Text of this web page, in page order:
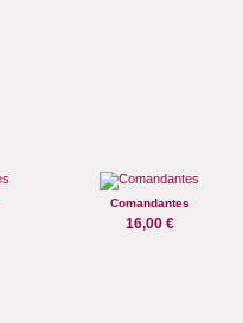
Comandantes
16,00 €